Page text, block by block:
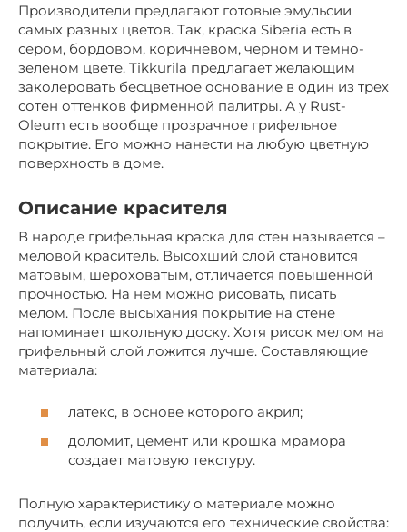
Производители предлагают готовые эмульсии
самых разных цветов. Так, краска Siberia есть в
сером, бордовом, коричневом, черном и темно-
зеленом цвете. Tikkurila предлагает желающим
заколеровать бесцветное основание в один из трех
сотен оттенков фирменной палитры. А у Rust-
Oleum есть вообще прозрачное грифельное
покрытие. Его можно нанести на любую цветную
поверхность в доме.
Описание красителя
В народе грифельная краска для стен называется –
меловой краситель. Высохший слой становится
матовым, шероховатым, отличается повышенной
прочностью. На нем можно рисовать, писать
мелом. После высыхания покрытие на стене
напоминает школьную доску. Хотя рисок мелом на
грифельный слой ложится лучше. Составляющие
материала:
латекс, в основе которого акрил;
доломит, цемент или крошка мрамора
создает матовую текстуру.
Полную характеристику о материале можно
получить, если изучаются его технические свойства: